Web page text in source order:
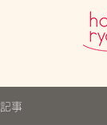
記事